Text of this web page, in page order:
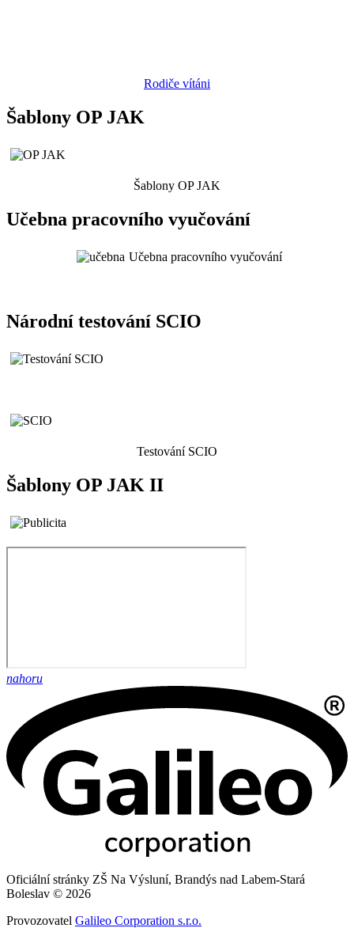
Rodiče vítáni
Šablony OP JAK
Šablony OP JAK
Učebna pracovního vyučování
Učebna pracovního vyučování
Národní testování SCIO
Testování SCIO
Šablony OP JAK II
nahoru
Oficiální stránky ZŠ Na Výsluní, Brandýs nad Labem-Stará
Boleslav © 2026
Provozovatel Galileo Corporation s.r.o.